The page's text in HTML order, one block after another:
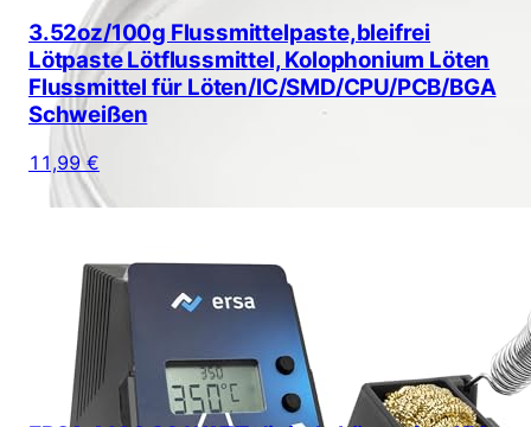
3.52oz/100g Flussmittelpaste,bleifrei
Lötpaste Lötflussmittel, Kolophonium Löten
Flussmittel für Löten/IC/SMD/CPU/PCB/BGA
Schweißen
11,99 €